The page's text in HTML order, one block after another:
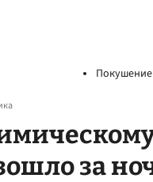
Покушение
за